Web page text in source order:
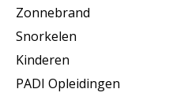
Zonnebrand
Snorkelen
Kinderen
PADI Opleidingen